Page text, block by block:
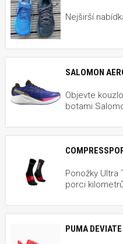
Nejširší
SALOMON
Objevte
botami
Ponožky Ultra
porci
PUMA